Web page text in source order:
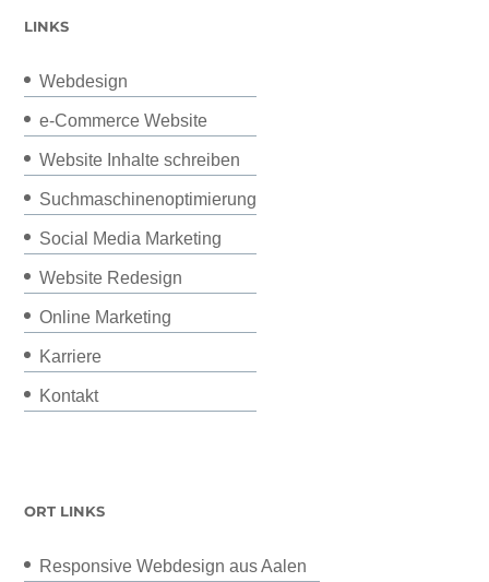
LINKS
Webdesign
e-Commerce Website
Website Inhalte schreiben
Suchmaschinenoptimierung
Social Media Marketing
Website Redesign
Online Marketing
Karriere
Kontakt
ORT LINKS
Responsive Webdesign aus Aalen